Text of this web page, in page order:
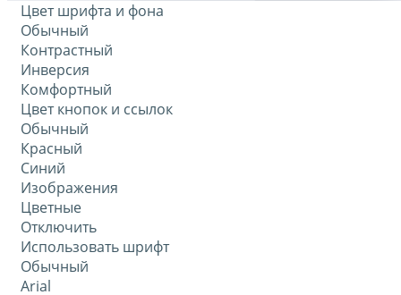
Цвет шрифта и фона
Обычный
Контрастный
Инверсия
Комфортный
Цвет кнопок и ссылок
Обычный
Красный
Синий
Изображения
Цветные
Отключить
Использовать шрифт
Обычный
Arial